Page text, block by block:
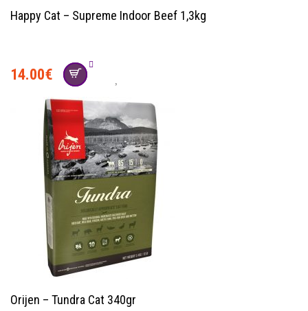
Happy Cat – Supreme Indoor Beef 1,3kg
14.00€
Orijen – Tundra Cat 340gr